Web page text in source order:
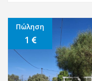
Πώληση
1